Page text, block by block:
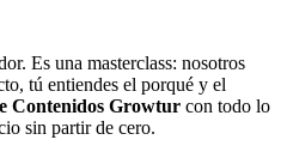
Es una masterclass: nosotros
tú entiendes el porqué y el
Contenidos Growtur con todo lo
sin partir de cero.